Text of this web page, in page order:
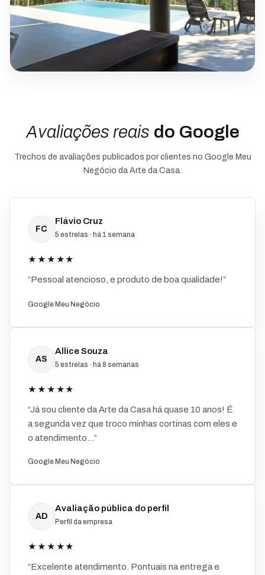
Avaliações reais do Google
Trechos de avaliações publicados por clientes no Google Meu
Negócio da Arte da Casa.
FC
Flávio Cruz
5 estrelas · há 1 semana
★★★★★
“Pessoal atencioso, e produto de boa qualidade!”
Google Meu Negócio
AS
Allice Souza
5 estrelas · há 8 semanas
★★★★★
“Já sou cliente da Arte da Casa há quase 10 anos! É
a segunda vez que troco minhas cortinas com eles e
o atendimento...”
Google Meu Negócio
AD
Avaliação pública do perfil
Perfil da empresa
★★★★★
“Excelente atendimento. Pontuais na entrega e